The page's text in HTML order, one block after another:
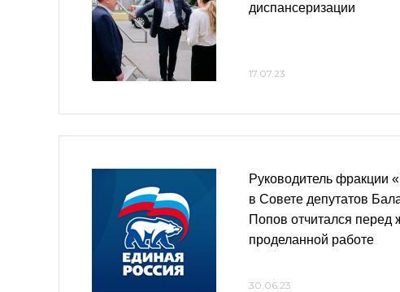
диспансеризации
17.07.23
Руководитель фракции
в Совете депутатов
Попов отчитался перед
проделанной работе
30.06.23